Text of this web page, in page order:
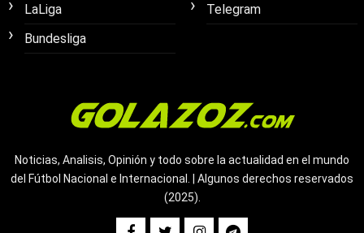
LaLiga
Bundesliga
Telegram
Noticias, Analisis, Opinión y todo sobre la actualidad en el mundo
del Fútbol Nacional e Internacional. | Algunos derechos reservados
(2025).